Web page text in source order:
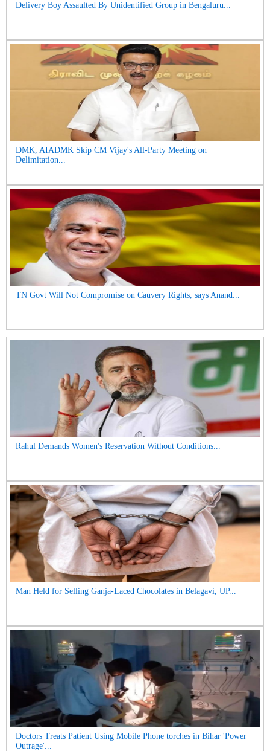
Delivery Boy Assaulted By Unidentified Group in Bengaluru...
DMK, AIADMK Skip CM Vijay's All-Party Meeting on
Delimitation...
TN Govt Will Not Compromise on Cauvery Rights, says Anand...
Rahul Demands Women's Reservation Without Conditions...
Man Held for Selling Ganja-Laced Chocolates in Belagavi, UP...
Doctors Treats Patient Using Mobile Phone torches in Bihar 'Power
Outrage'...